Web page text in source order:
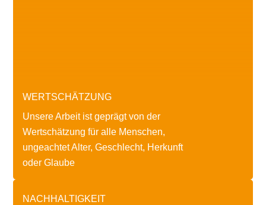
WERTSCHÄTZUNG
Unsere Arbeit ist geprägt von der
Wertschätzung für alle Menschen,
ungeachtet Alter, Geschlecht, Herkunft
oder Glaube
NACHHALTIGKEIT